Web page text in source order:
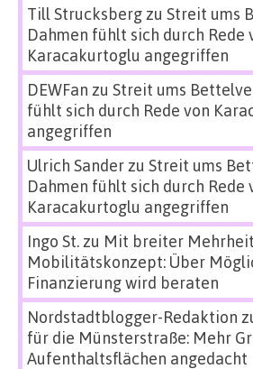
Till Strucksbergzu Streit ums
Dahmen fühlt sich durch Rede
Karacakurtoglu angegriffen
DEWFan zu Streit ums
fühlt sich durch Rede von
angegriffen
Ulrich Sanderzu Streit ums
Dahmen fühlt sich durch Rede
Karacakurtoglu angegriffen
Ingo St.zu Mit breiter
Mobilitätskonzept: Über
Finanzierung wird beraten
Nordstadtblogger-Redaktion
für die Münsterstraße: Mehr
Aufenthaltsflächen angedacht